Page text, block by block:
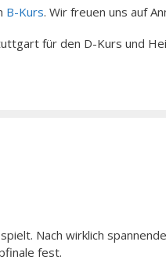
B-Kurs. Wir freuen uns auf
für den D-Kurs und
Nach wirklich
fest.